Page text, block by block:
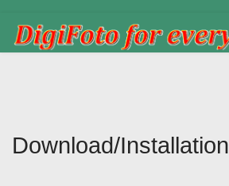
Download/Installation